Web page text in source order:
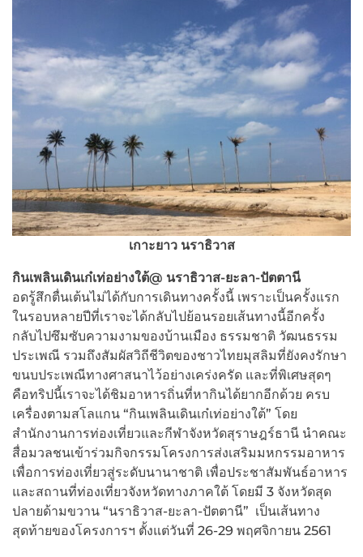
เกาะยาว นราธิวาส
กินเพลินเดินเก๋เท่อย่างใต้@ นราธิวาส-ยะลา-ปัตตานี
อดรู้สึกตื่นเต้นไม่ได้กับการเดินทางครั้งนี้ เพราะเป็นครั้งแรก
ในรอบหลายปีที่เราจะได้กลับไปย้อนรอยเส้นทางนี้อีกครั้ง
กลับไปซึมซับความงามของบ้านเมือง ธรรมชาติ วัฒนธรรม
ประเพณี รวมถึงสัมผัสวิถีชีวิตของชาวไทยมุสลิมที่ยังคงรักษา
ขนบประเพณีทางศาสนาไว้อย่างเคร่งครัด และที่พิเศษสุดๆ
คือทริปนี้เราจะได้ชิมอาหารถิ่นที่หากินได้ยากอีกด้วย ครบ
เครื่องตามสโลแกน “กินเพลินเดินเก๋เท่อย่างใต้” โดย
สำนักงานการท่องเที่ยวและกีฬาจังหวัดสุราษฎร์ธานี นำคณะ
สื่อมวลชนเข้าร่วมกิจกรรมโครงการส่งเสริมมหกรรมอาหาร
เพื่อการท่องเที่ยวสู่ระดับนานาชาติ เพื่อประชาสัมพันธ์อาหาร
และสถานที่ท่องเที่ยวจังหวัดทางภาคใต้ โดยมี 3 จังหวัดสุด
ปลายด้ามขวาน “นราธิวาส-ยะลา-ปัตตานี” เป็นเส้นทาง
สุดท้ายของโครงการฯ ตั้งแต่วันที่ 26-29 พฤศจิกายน 2561